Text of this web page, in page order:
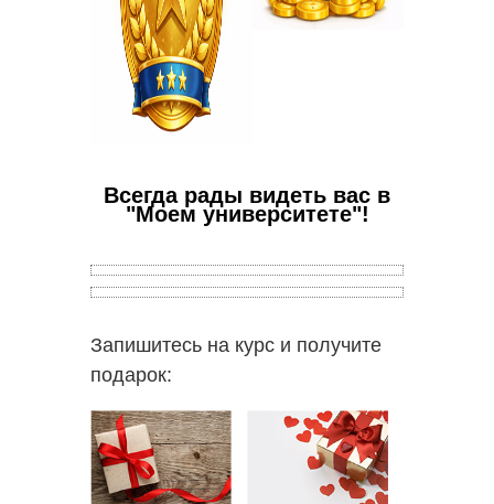
Всегда рады видеть вас в
"Моем университете"!
Запишитесь на курс и получите
подарок: